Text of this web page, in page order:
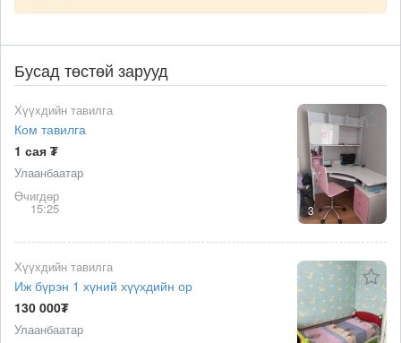
Бусад төстөй зарууд
3
Хүүхдийн тавилга
Ком тавилга
1 сая ₮
Улаанбаатар
Өчигдөр
15:25
Хүүхдийн тавилга
Иж бүрэн 1 хүний хүүхдийн ор
130 000₮
Улаанбаатар